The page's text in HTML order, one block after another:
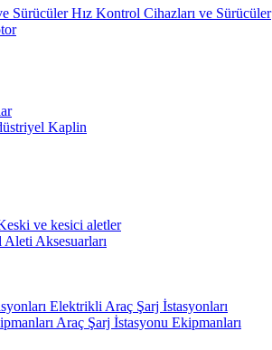
Hız Kontrol Cihazları ve Sürücüler
Kaplin
ve kesici aletler
Aleti Aksesuarları
Elektrikli Araç Şarj İstasyonları
Araç Şarj İstasyonu Ekipmanları